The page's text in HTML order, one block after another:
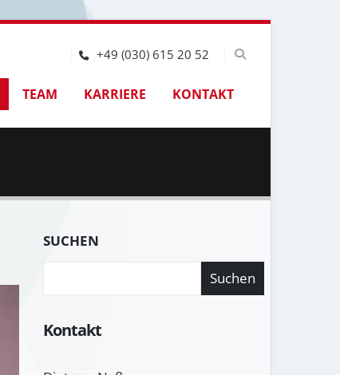
+49 (030) 615 20 52
TEAM KARRIERE KONTAKT
SUCHEN
Suchen
Kontakt